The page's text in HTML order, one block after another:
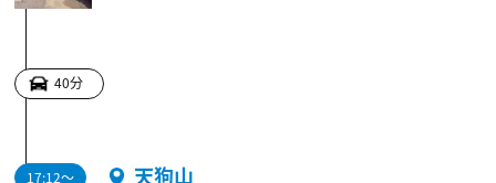
40分
17:12～
天狗山